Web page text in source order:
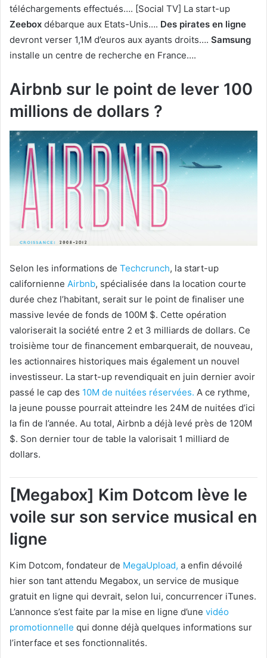
téléchargements effectués…. [Social TV] La start-up
Zeebox débarque aux Etats-Unis…. Des pirates en ligne
devront verser 1,1M d’euros aux ayants droits…. Samsung
installe un centre de recherche en France….
Airbnb sur le point de lever 100
millions de dollars ?
Selon les informations de Techcrunch, la start-up
californienne Airbnb, spécialisée dans la location courte
durée chez l’habitant, serait sur le point de finaliser une
massive levée de fonds de 100M $. Cette opération
valoriserait la société entre 2 et 3 milliards de dollars. Ce
troisième tour de financement embarquerait, de nouveau,
les actionnaires historiques mais également un nouvel
investisseur. La start-up revendiquait en juin dernier avoir
passé le cap des 10M de nuitées réservées. A ce rythme,
la jeune pousse pourrait atteindre les 24M de nuitées d’ici
la fin de l’année. Au total, Airbnb a déjà levé près de 120M
$. Son dernier tour de table la valorisait 1 milliard de
dollars.
[Megabox] Kim Dotcom lève le
voile sur son service musical en
ligne
Kim Dotcom, fondateur de MegaUpload, a enfin dévoilé
hier son tant attendu Megabox, un service de musique
gratuit en ligne qui devrait, selon lui, concurrencer iTunes.
L’annonce s’est faite par la mise en ligne d’une vidéo
promotionnelle qui donne déjà quelques informations sur
l’interface et ses fonctionnalités.